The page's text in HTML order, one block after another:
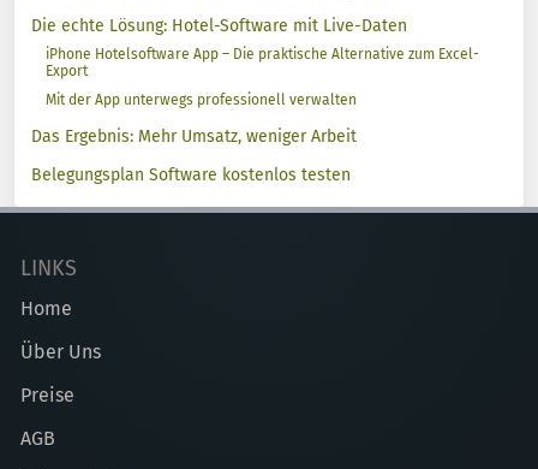
Die echte Lösung: Hotel-Software mit Live-Daten
iPhone Hotelsoftware App – Die praktische Alternative zum Excel-
Export
Mit der App unterwegs professionell verwalten
Das Ergebnis: Mehr Umsatz, weniger Arbeit
Belegungsplan Software kostenlos testen
LINKS
Home
Über Uns
Preise
AGB